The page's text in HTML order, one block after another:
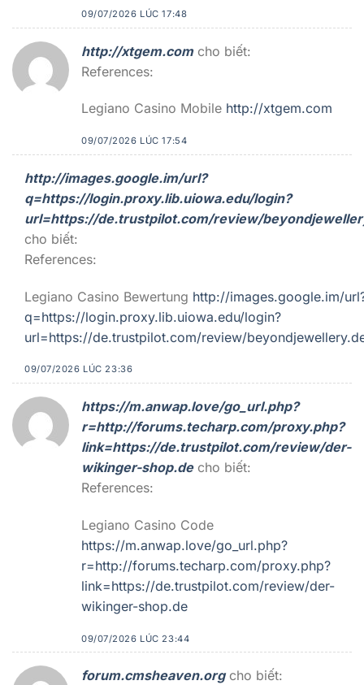
09/07/2026 LÚC 17:48
http://xtgem.com cho biết:
References:
Legiano Casino Mobile http://xtgem.com
09/07/2026 LÚC 17:54
http://images.google.im/url?
q=https://login.proxy.lib.uiowa.edu/login?
url=https://de.trustpilot.com/review/
cho biết:
References:
Legiano Casino Bewertung http://images.google.im/
q=https://login.proxy.lib.uiowa.edu/login?
url=https://de.trustpilot.com/review/
09/07/2026 LÚC 23:36
https://m.anwap.love/go_url.php?
r=http://forums.techarp.com/proxy.php?
link=https://de.trustpilot.com/review/der-
wikinger-shop.de cho biết:
References:
Legiano Casino Code
https://m.anwap.love/go_url.php?
r=http://forums.techarp.com/proxy.php?
link=https://de.trustpilot.com/review/der-
wikinger-shop.de
09/07/2026 LÚC 23:44
forum.cmsheaven.org cho biết: